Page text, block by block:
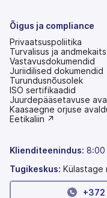
Õigus ja compliance
Privaatsuspoliitika
Turvalisus ja
Vastavusdokumendid
Juriidilised dokumendid
Turundusnõusolek
ISO sertifikaadid
Juurdepääsetavuse
(avaneb
uuel
Kaasaegne orjuse
(avaneb
Eetikaliin ↗
Klienditeenindus: 8:00
Tugikeskus: Külastage